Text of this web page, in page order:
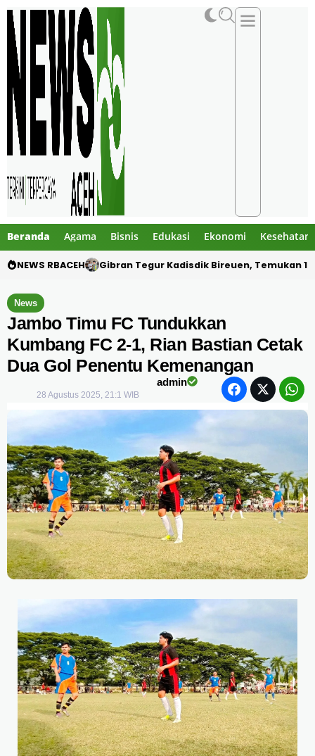
Beranda Agama Bisnis Edukasi Ekonomi Kesehatan
NEWS RBACEH PHE NSO Klarifikasi Dugaan Bau Amoniak
News
Jambo Timu FC Tundukkan
Kumbang FC 2-1, Rian Bastian Cetak
Dua Gol Penentu Kemenangan
admin
28 Agustus 2025, 21:1 WIB